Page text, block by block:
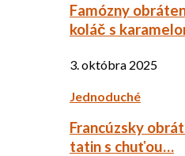
Famózny
koláč s
3. októbra 2025
Jednoduché
Francúzsky
tatin s chuťou…